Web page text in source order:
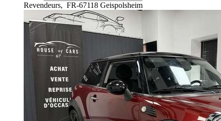
Revendeurs, FR-67118 Geispolsheim